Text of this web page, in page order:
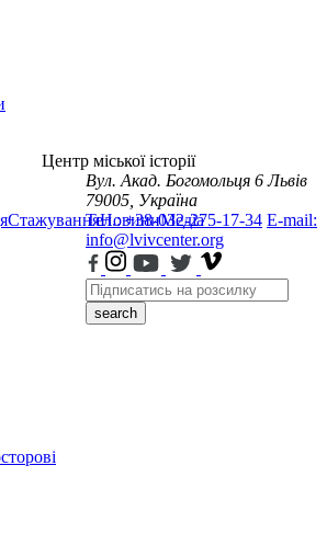
СтажуванняНовиниМедіа
Центр міської історії
Вул. Акад. Богомольця 6 Львів
79005, Україна
Тел.: +38-032-275-17-34 E-mail:
info@lvivcenter.org
search